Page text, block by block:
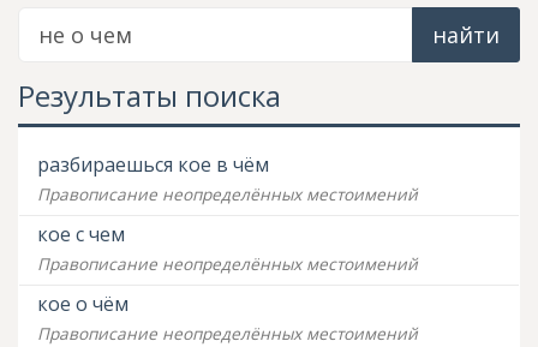
найти
Результаты поиска
разбираешься кое в чём
Правописание неопределённых местоимений
кое с чем
Правописание неопределённых местоимений
кое о чём
Правописание неопределённых местоимений